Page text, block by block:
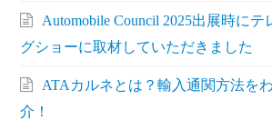
Automobile Council 2025出展時に
グショーに取材していただきました
ATAカルネとは？輸入通関方法を
介！